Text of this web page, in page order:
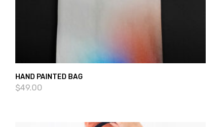
HAND PAINTED BAG
$49.00